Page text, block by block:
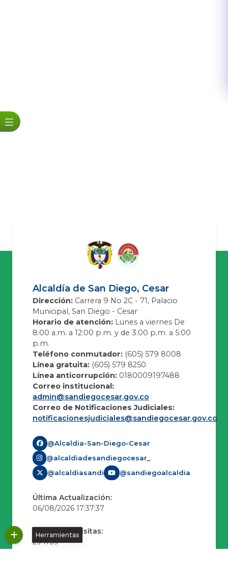
Alcaldía de San Diego, Cesar
Dirección: Carrera 9 No 2C - 71, Palacio
Municipal, San Diego - Cesar
Horario de atención: Lunes a viernes De
8:00 a.m. a 12:00 p.m. y de 3:00 p.m. a 5:00
p.m.
Teléfono conmutador: (605) 579 8008
Línea gratuita: (605) 579 8250
Línea anticorrupción: 0180009197488
Correo institucional:
admin@sandiegocesar.gov.co
Correo de Notificaciones Judiciales:
notificacionesjudiciales@sandiegocesar.gov.co
@Alcaldia-San-Diego-Cesar
@alcaldiadesandiegocesar_
@alcaldiasandi
@sandiegoalcaldia
Última Actualización:
06/08/2026 17:37:37
Número de Visitas:
294739
Herramientas